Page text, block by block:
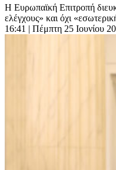
Η Ευρωπαϊκή Επιτροπή
ελέγχους» και όχι
16:41 | Πέμπτη 25 Ιουνίου